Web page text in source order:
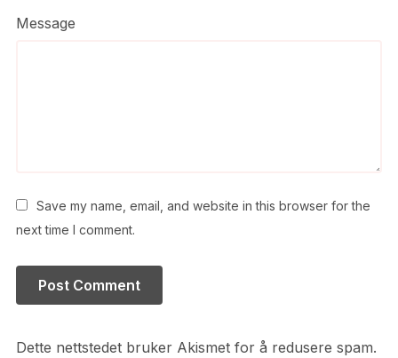
Message
Save my name, email, and website in this browser for the
next time I comment.
Dette nettstedet bruker Akismet for å redusere spam.